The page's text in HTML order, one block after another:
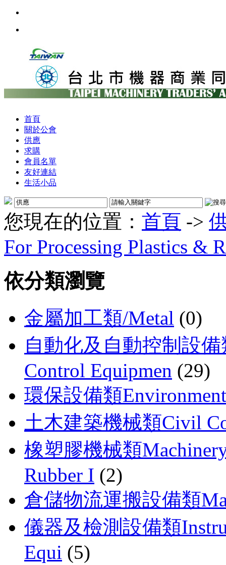
首頁
關於公會
供應
求購
會員名單
友好連結
生活小品
您現在的位置： 首頁 ->
For Processing Plastics &
依分類瀏覽
金屬加工類/Metal (0)
自動化及自動控制設
Control Equipmen (29)
環保設備類
土木建築機械類Civil
橡塑膠機械類
Rubber I (2)
倉儲物流運搬設備類
儀器及檢測設備類
Equi (5)